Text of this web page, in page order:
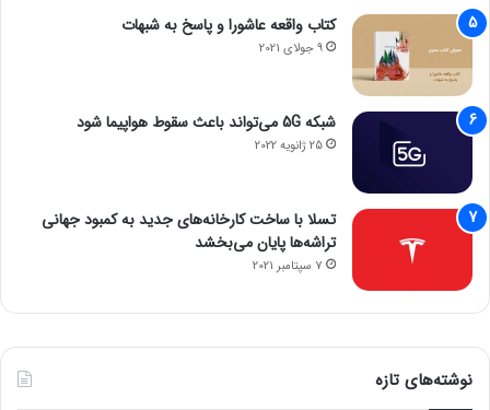
کتاب واقعه عاشورا و پاسخ به شبهات
9 جولای 2021
شبکه 5G می‌تواند باعث سقوط هواپیما شود
25 ژانویه 2022
تسلا با ساخت کارخانه‌های جدید به کمبود جهانی
تراشه‌ها پایان می‌بخشد
7 سپتامبر 2021
نوشته‌های تازه